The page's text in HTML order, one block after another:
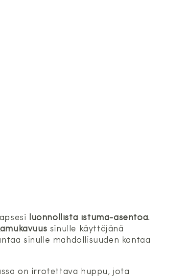
luonnollista istuma-asentoa.
sinulle käyttäjänä
sinulle mahdollisuuden kantaa
on irrotettava huppu, jota